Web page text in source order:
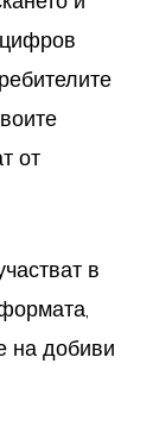
от
в
на добиви